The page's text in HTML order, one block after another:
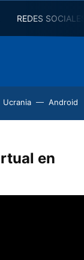
REDES
Ucrania Android
en